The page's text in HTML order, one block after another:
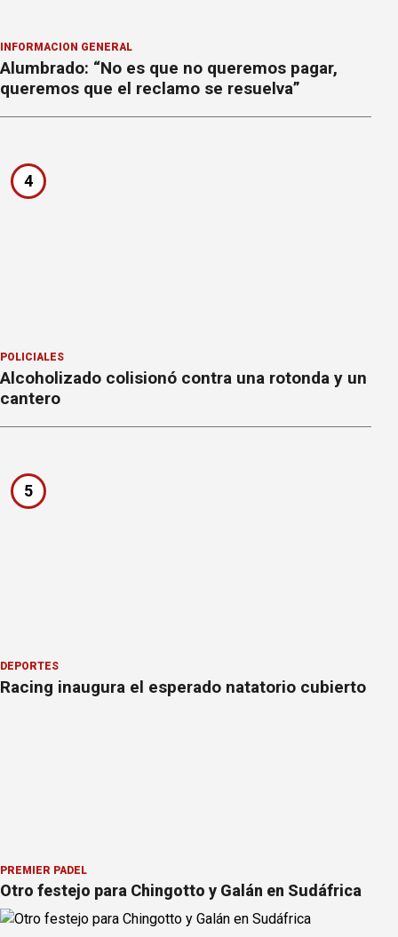
INFORMACION GENERAL
Alumbrado: “No es que no queremos pagar,
queremos que el reclamo se resuelva”
4
POLICIALES
Alcoholizado colisionó contra una rotonda y un
cantero
5
DEPORTES
Racing inaugura el esperado natatorio cubierto
PREMIER PÁDEL
Otro festejo para Chingotto y Galán en Sudáfrica